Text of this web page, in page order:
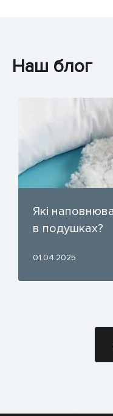
Наш блог
Які
в подушках?
01.04.2025